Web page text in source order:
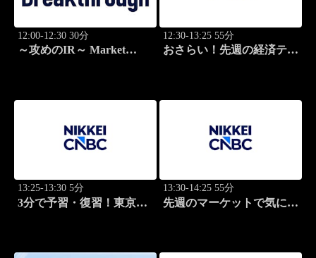
12:00-12:30 30分
～攻めのIR～ Market
12:30-13:25 55分
おさらい！先週の経済テー
13:25-13:30 5分
3分で予習・復習！東京市
13:30-14:25 55分
先週のマーケットで気にな